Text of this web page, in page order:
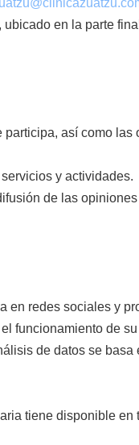
, ubicado en la parte
así como
y actividades.
de las
en redes sociales y
funcionamiento de
de datos se
tiene disponible